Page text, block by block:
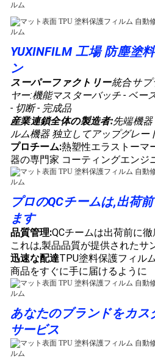
YUXINFILM 工場 防塵塗
ン
スーパーファクトリー統合サプ
ヤー:機能マスターバッチ - ベー
- 切断 - 完成品
産業連鎖全体の製造者:先端機器
ルム機器 独立してアップグレー
プロチーム:熱塑性エラストーマ
器の専門家 コーティングエンジ
プロのQCチームは,出荷
ます
品質管理:QCチームは出荷前に
これは,製品品質が提供された
迅速な配達TPU塗料保護フィル
商品をすぐに手に届けるように
あなたのブランドをカス
サービス